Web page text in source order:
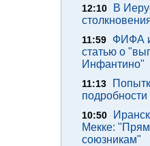
12:10
В
11:59
ФИФА
статью о
Инфантино"
11:13
подробности
10:50
Мекке:
союзникам"